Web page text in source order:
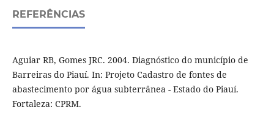
REFERÊNCIAS
Aguiar RB, Gomes JRC. 2004. Diagnóstico do município de
Barreiras do Piauí. In: Projeto Cadastro de fontes de
abastecimento por água subterrânea - Estado do Piauí.
Fortaleza: CPRM.